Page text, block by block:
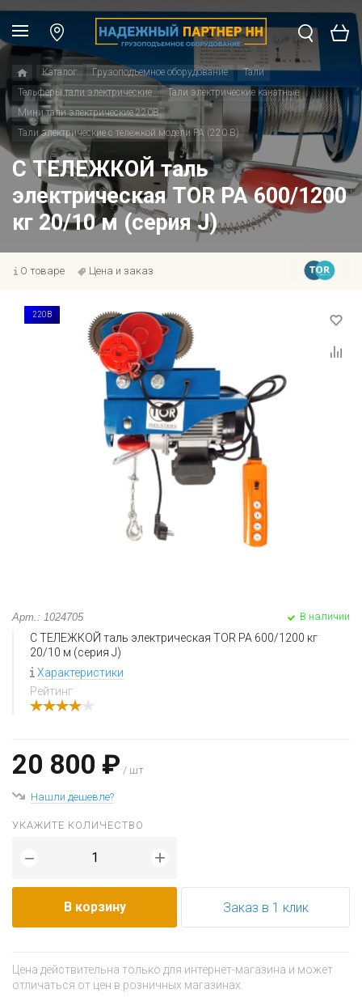
Каталог Грузоподъемное оборудование
Тали
Тельферы тали электрические
Тали электрические канатные
Мини тали электрические 220В
Тали электрические с тележкой модели РА (220 В)
С ТЕЛЕЖКОЙ таль
электрическая TOR PA 600/1200
кг 20/10 м (серия J)
О товаре Цена и заказ
220В
Арт.: 1024705 В наличии
С ТЕЛЕЖКОЙ таль электрическая TOR PA 600/1200 кг
20/10 м (серия J)
Характеристики
Рейтинг
20 800 ₽ / шт
Нашли дешевле?
УКАЖИТЕ КОЛИЧЕСТВО
− +
В корзину Заказ в 1 клик
Цена действительна только для интернет-магазина и может
отличаться от цен в розничных магазинах.